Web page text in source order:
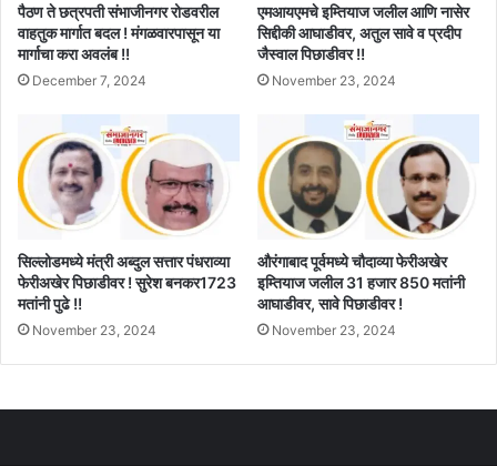
पैठण ते छत्रपती संभाजीनगर रोडवरील
वाहतुक मार्गात बदल ! मंगळवारपासून या
मार्गाचा करा अवलंब !!
December 7, 2024
एमआयएमचे इम्तियाज जलील आणि नासेर
सिद्दीकी आघाडीवर, अतुल सावे व प्रदीप
जैस्वाल पिछाडीवर !!
November 23, 2024
सिल्लोडमध्ये मंत्री अब्दुल सत्तार पंधराव्या
फेरीअखेर पिछाडीवर ! सुरेश बनकर1723
मतांनी पुढे !!
November 23, 2024
औरंगाबाद पूर्वमध्ये चौदाव्या फेरीअखेर
इम्तियाज जलील 31 हजार 850 मतांनी
आघाडीवर, सावे पिछाडीवर !
November 23, 2024